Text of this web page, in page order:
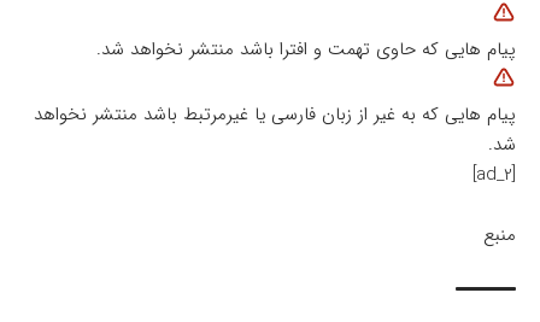
پیام هایی که حاوی تهمت و افترا باشد منتشر نخواهد شد.
پیام هایی که به غیر از زبان فارسی یا غیرمرتبط باشد منتشر نخواهد
شد.
[ad_2]
منبع